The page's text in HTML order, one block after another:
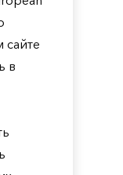
сайте
в